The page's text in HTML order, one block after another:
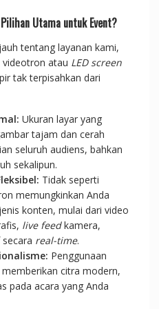
Utama untuk Event?
tentang layanan kami,
atau LED screen
tak terpisahkan dari
Ukuran layar yang
tajam dan cerah
seluruh audiens, bahkan
sekalipun.
Tidak seperti
memungkinkan Anda
konten, mulai dari video
live feedkamera,
real-time.
Penggunaan
citra modern,
pada acara yang Anda